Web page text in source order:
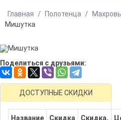
Главная / Полотенца /
Мишутка
Поделиться с друзьями:
ДОСТУПНЫЕ СКИДКИ
Название Скидка
Скидка,